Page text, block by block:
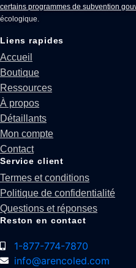
certains programmes de subvention
écologique.
Liens rapides
Accueil
Boutique
Ressources
À propos
Détaillants
Mon compte
Contact
Service client
Termes et conditions
Politique de confidentialité
Questions et réponses
Reston en contact
1-877-774-7870
info@arencoled.com